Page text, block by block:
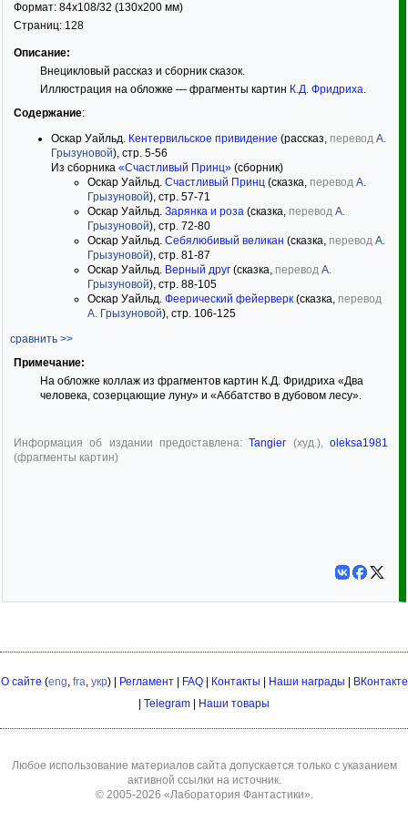
Формат: 84x108/32 (130x200 мм)
Страниц: 128
Описание:
Внецикловый рассказ и сборник сказок.
Иллюстрация на обложке — фрагменты картин К.Д. Фридриха.
Содержание:
Оскар Уайльд. Кентервильское привидение (рассказ, перевод А.
Грызуновой), стр. 5-56
Из сборника «Счастливый Принц» (сборник)
Оскар Уайльд. Счастливый Принц (сказка, перевод А.
Грызуновой), стр. 57-71
Оскар Уайльд. Зарянка и роза (сказка, перевод А.
Грызуновой), стр. 72-80
Оскар Уайльд. Себялюбивый великан (сказка, перевод А.
Грызуновой), стр. 81-87
Оскар Уайльд. Верный друг (сказка, перевод А.
Грызуновой), стр. 88-105
Оскар Уайльд. Феерический фейерверк (сказка, перевод
А. Грызуновой), стр. 106-125
сравнить >>
Примечание:
На обложке коллаж из фрагментов картин К.Д. Фридриха «Два
человека, созерцающие луну» и «Аббатство в дубовом лесу».
Информация об издании предоставлена:Tangier (худ.),oleksa1981
(фрагменты картин)
О сайте (eng, fra, укр) | Регламент| FAQ| Контакты Наши награды
ВКонтакте
Telegram Наши товары
Любое использование материалов сайта допускается только с указанием
активной ссылки на источник.
© 2005-2026 «Лаборатория Фантастики».